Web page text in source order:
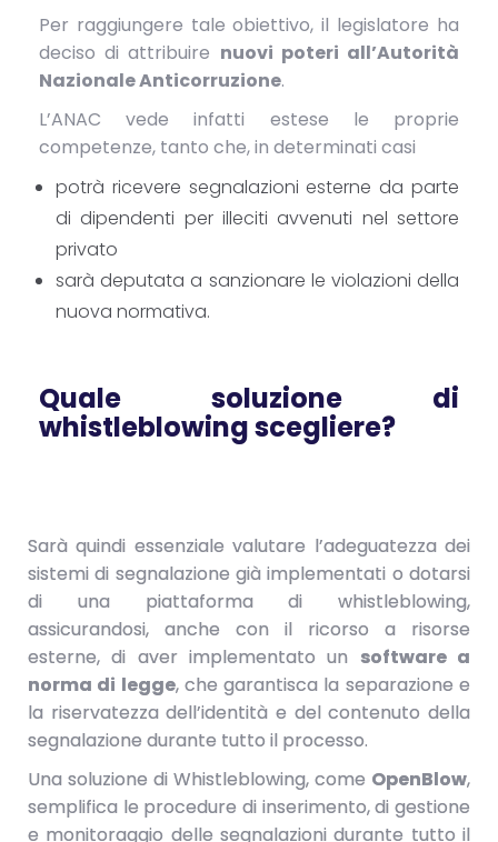
Per raggiungere tale obiettivo, il legislatore ha
deciso di attribuire nuovi poteri all’Autorità
Nazionale Anticorruzione.
L’ANAC vede infatti estese le proprie
competenze, tanto che, in determinati casi
potrà ricevere segnalazioni esterneda parte
di dipendenti per illeciti avvenuti nel settore
privato
sarà deputata a sanzionare le violazioni della
nuova normativa.
Quale soluzione di
whistleblowing scegliere?
Sarà quindi essenziale valutare l’adeguatezza dei
sistemi di segnalazione già implementati o dotarsi
di una piattaforma di whistleblowing,
assicurandosi, anche con il ricorso a risorse
esterne, di aver implementato un software a
norma di legge, che garantisca la separazione e
la riservatezza dell’identità e del contenuto della
segnalazione durante tutto il processo.
Una soluzione di Whistleblowing, come OpenBlow,
semplifica le procedure di inserimento, di gestione
e monitoraggio delle segnalazioni durante tutto il